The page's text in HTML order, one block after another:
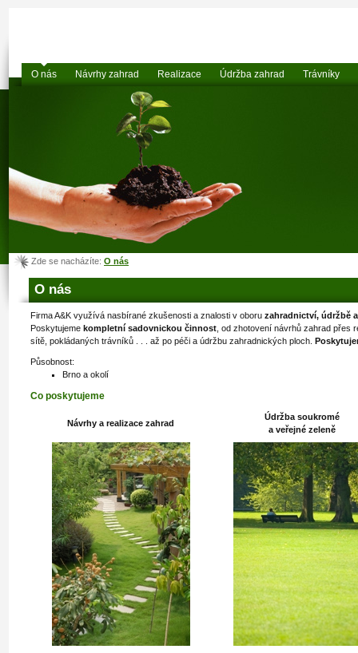
O nás Návrhy zahrad Realizace Údržba zahrad Trávníky
Zde se nacházíte: O nás
O nás
Firma A&K využívá nasbírané zkušenosti a znalosti v oboru zahradnictví, údržbě
Poskytujeme kompletní sadovnickou činnost , od zhotovení návrhů zahrad
sítě, pokládaných trávníků . . . až po péči a údržbu zahradnických ploch.
Působnost:
Brno a okolí
Co poskytujeme
Návrhy a realizace zahrad
Údržba soukromé
a veřejné zeleně